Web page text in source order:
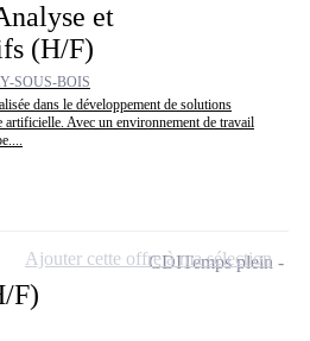
et
(H/F)
SOUS-BOIS
dans le développement de solutions
artificielle. Avec un environnement de travail
F)
CDITemps plein
Ajouter cette offre à ma sélection